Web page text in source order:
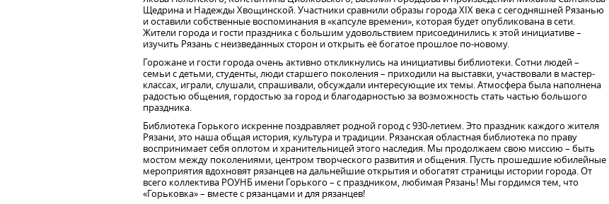
Щедрина и Надежды Хвощинской. Участники сравнили образы города XIX века с сегодняшней Рязанью
и оставили собственные воспоминания в «капсуле времени», которая будет опубликована в сети.
Жители города и гости праздника с большим удовольствием присоединились к этой инициативе –
изучить Рязань с неизведанных сторон и открыть её богатое прошлое по-новому.
Горожане и гости города очень активно откликнулись на инициативы библиотеки. Сотни людей –
семьи с детьми, студенты, люди старшего поколения – приходили на выставки, участвовали в мастер-
классах, играли, слушали, спрашивали, обсуждали интересующие их темы. Атмосфера была наполнена
радостью общения, гордостью за город и благодарностью за возможность стать частью большого
праздника.
Библиотека Горького искренне поздравляет родной город с 930-летием. Это праздник каждого жителя
Рязани, это наша общая история, культура и традиции. Рязанская областная библиотека по праву
воспринимает себя оплотом и хранительницей этого наследия. Мы продолжаем свою миссию – быть
мостом между поколениями, центром творческого развития и общения. Пусть прошедшие юбилейные
мероприятия вдохновят рязанцев на дальнейшие открытия и обогатят страницы истории города. От
всего коллектива РОУНБ имени Горького – с праздником, любимая Рязань! Мы гордимся тем, что
«Горьковка» – вместе с рязанцами и для рязанцев!